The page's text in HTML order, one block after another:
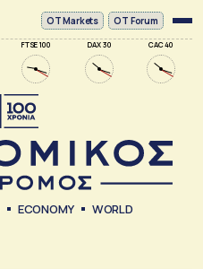
FTSE 100 DAX 30 CAC 40
ΟΤ Markets OT Forum
ECONOMY WORLD